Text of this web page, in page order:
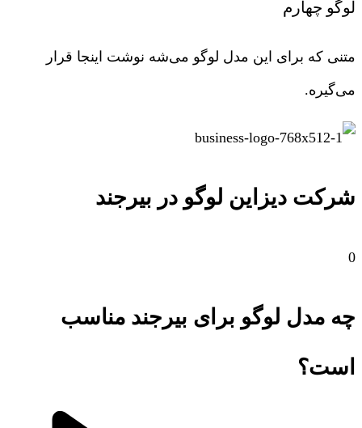
لوگو چهارم
متنی که برای این مدل لوگو می‌شه نوشت اینجا قرار
می‌گیره.
شرکت دیزاین لوگو در بیرجند
0
چه مدل لوگو برای بیرجند مناسب
است؟